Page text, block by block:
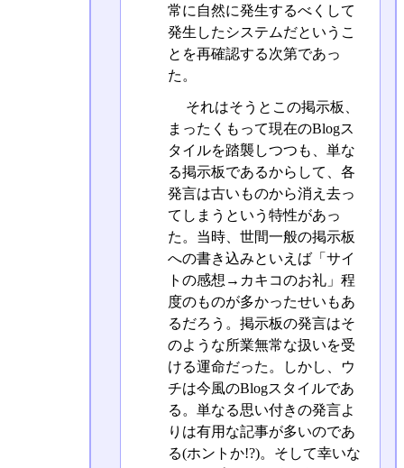
常に自然に発生するべくして
発生したシステムだというこ
とを再確認する次第であっ
た。
それはそうとこの掲示板、
まったくもって現在のBlogス
タイルを踏襲しつつも、単な
る掲示板であるからして、各
発言は古いものから消え去っ
てしまうという特性があっ
た。当時、世間一般の掲示板
への書き込みといえば「サイ
トの感想→カキコのお礼」程
度のものが多かったせいもあ
るだろう。掲示板の発言はそ
のような所業無常な扱いを受
ける運命だった。しかし、ウ
チは今風のBlogスタイルであ
る。単なる思い付きの発言よ
りは有用な記事が多いのであ
る(ホントか!?)。そして幸いな